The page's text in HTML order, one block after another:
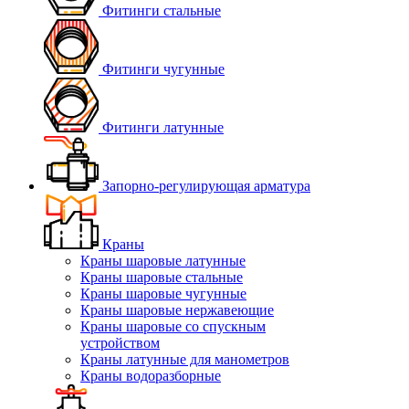
Фитинги стальные
Фитинги чугунные
Фитинги латунные
Запорно-регулирующая арматура
Краны
Краны шаровые латунные
Краны шаровые стальные
Краны шаровые чугунные
Краны шаровые нержавеющие
Краны шаровые со спускным
устройством
Краны латунные для манометров
Краны водоразборные